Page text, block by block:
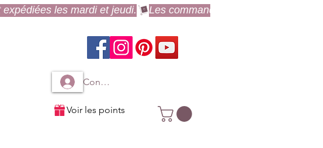
Connexion à mon compte
Voir les points